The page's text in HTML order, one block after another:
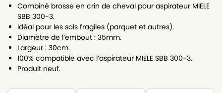
Combiné brosse en crin de cheval pour aspirateur MIELE
SBB 300-3.
Idéal pour les sols fragiles (parquet et autres).
Diamètre de l’embout : 35mm.
Largeur : 30cm.
100% compatible avec l’aspirateur MIELE SBB 300-3.
Produit neuf.